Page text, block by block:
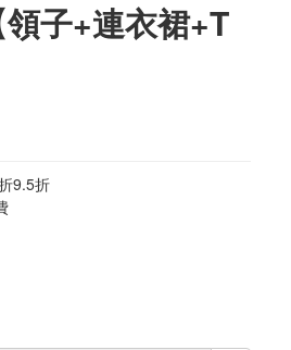
子+連衣裙+T
9.5折